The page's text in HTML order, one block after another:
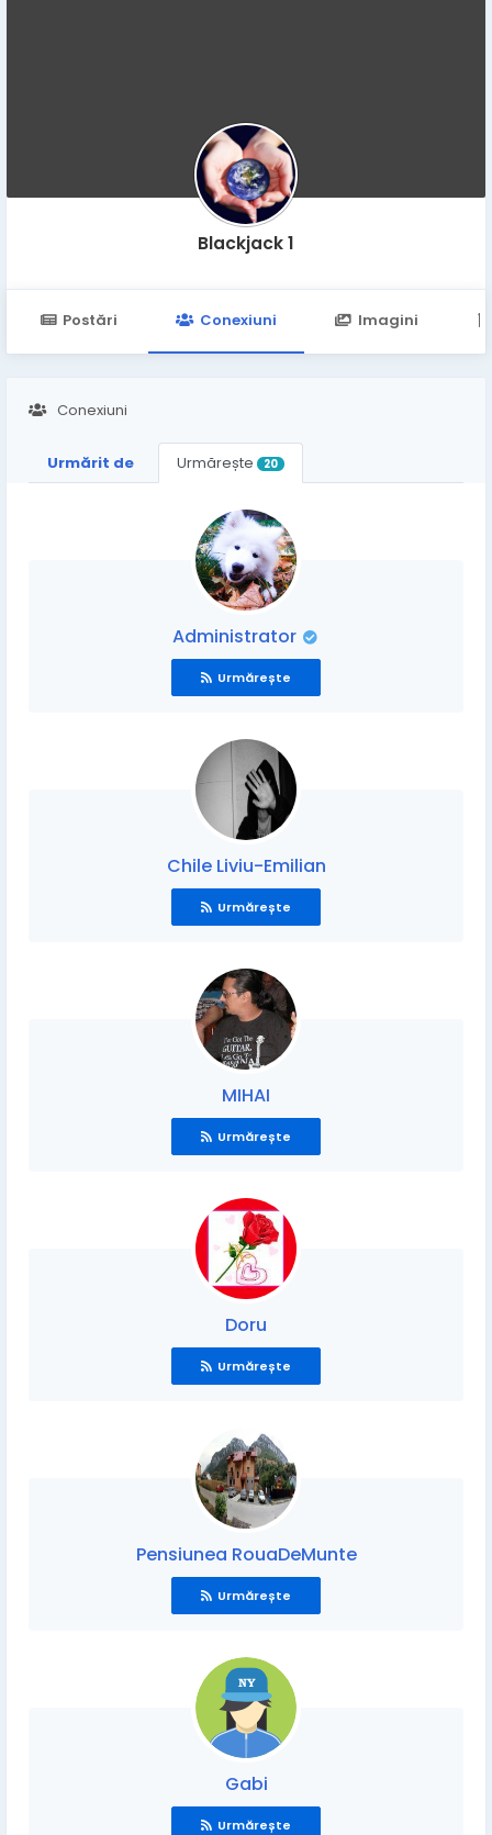
Blackjack 1
Postări Conexiuni Imagini
Conexiuni
Urmărit de Urmărește 20
Administrator
Urmărește
Chile Liviu-Emilian
Urmărește
MIHAI
Urmărește
Doru
Urmărește
Pensiunea RouaDeMunte
Urmărește
Gabi
Urmărește